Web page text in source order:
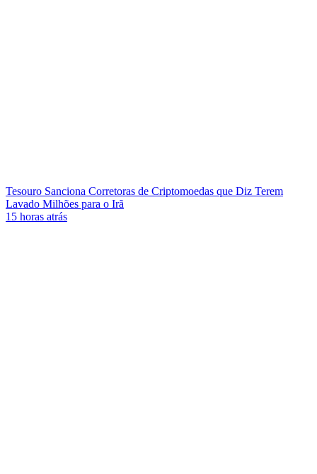
Tesouro Sanciona Corretoras de Criptomoedas que Diz Terem
Lavado Milhões para o Irã
15 horas atrás